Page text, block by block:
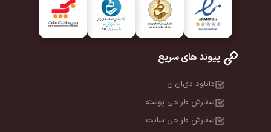
پیوند های سریع
دانلود دی‌ان‌ان
سفارش طراحی پوسته
سفارش طراحی سایت